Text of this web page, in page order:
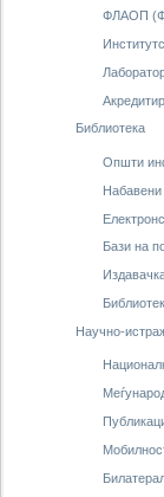
ФЛАОП
Библиотека
Oпшти
Набавени
Бази на
Научно-